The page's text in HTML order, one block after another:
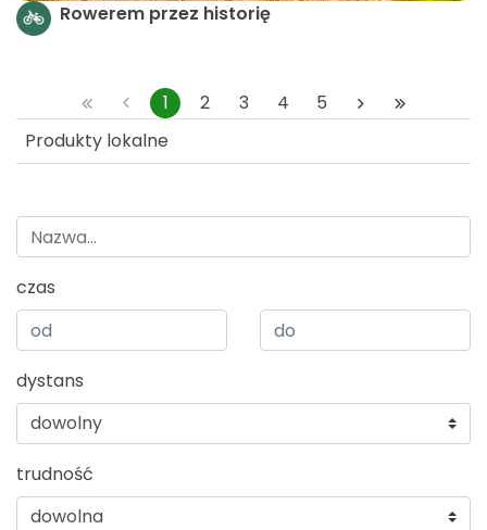
Rowerem przez historię
1 2 3 4
5
Produkty lokalne
czas
dystans
trudność